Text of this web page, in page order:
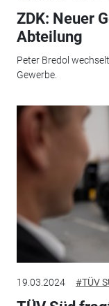
ZDK: Neuer
Abteilung
Peter Bredol
Gewerbe.
19.03.2024 #TÜV